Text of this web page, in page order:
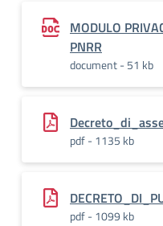
MODULO
PNRR
document - 51 kb
pdf - 1135 kb
pdf - 1099 kb